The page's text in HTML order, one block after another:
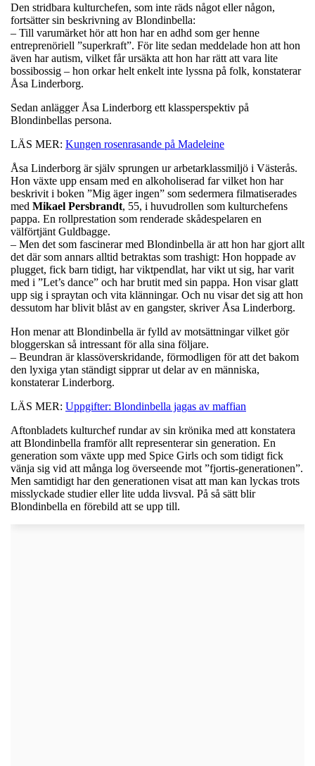
Den stridbara kulturchefen, som inte räds något eller någon,
fortsätter sin beskrivning av Blondinbella:
– Till varumärket hör att hon har en adhd som ger henne
entreprenöriell ”superkraft”. För lite sedan meddelade hon att hon
även har autism, vilket får ursäkta att hon har rätt att vara lite
bossibossig – hon orkar helt enkelt inte lyssna på folk, konstaterar
Åsa Linderborg.
Sedan anlägger Åsa Linderborg ett klassperspektiv på
Blondinbellas persona.
LÄS MER: Kungen rosenrasande på Madeleine
Åsa Linderborg är själv sprungen ur arbetarklassmiljö i Västerås.
Hon växte upp ensam med en alkoholiserad far vilket hon har
beskrivit i boken ”Mig äger ingen” som sedermera filmatiserades
med Mikael Persbrandt, 55, i huvudrollen som kulturchefens
pappa. En rollprestation som renderade skådespelaren en
välförtjänt Guldbagge.
– Men det som fascinerar med Blondinbella är att hon har gjort allt
det där som annars alltid betraktas som trashigt: Hon hoppade av
plugget, fick barn tidigt, har viktpendlat, har vikt ut sig, har varit
med i ”Let’s dance” och har brutit med sin pappa. Hon visar glatt
upp sig i spraytan och vita klänningar. Och nu visar det sig att hon
dessutom har blivit blåst av en gangster, skriver Åsa Linderborg.
Hon menar att Blondinbella är fylld av motsättningar vilket gör
bloggerskan så intressant för alla sina följare.
– Beundran är klassöverskridande, förmodligen för att det bakom
den lyxiga ytan ständigt sipprar ut delar av en människa,
konstaterar Linderborg.
LÄS MER: Uppgifter: Blondinbella jagas av maffian
Aftonbladets kulturchef rundar av sin krönika med att konstatera
att Blondinbella framför allt representerar sin generation. En
generation som växte upp med Spice Girls och som tidigt fick
vänja sig vid att många log överseende mot ”fjortis-generationen”.
Men samtidigt har den generationen visat att man kan lyckas trots
misslyckade studier eller lite udda livsval. På så sätt blir
Blondinbella en förebild att se upp till.